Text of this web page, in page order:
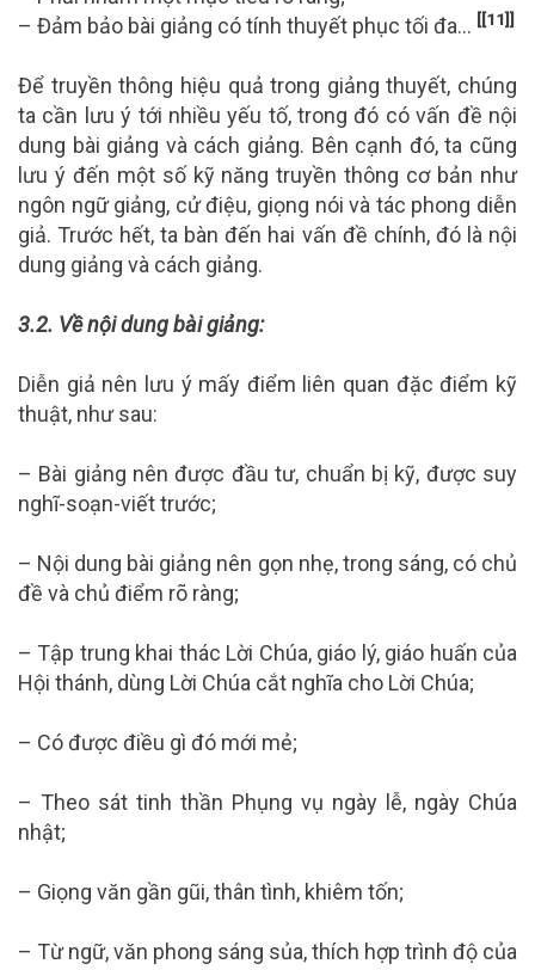
– Đảm bảo bài giảng có tính thuyết phục tối đa… [[11]]
Để truyền thông hiệu quả trong giảng thuyết, chúng
ta cần lưu ý tới nhiều yếu tố, trong đó có vấn đề nội
dung bài giảng và cách giảng. Bên cạnh đó, ta cũng
lưu ý đến một số kỹ năng truyền thông cơ bản như
ngôn ngữ giảng, cử điệu, giọng nói và tác phong diễn
giả. Trước hết, ta bàn đến hai vấn đề chính, đó là nội
dung giảng và cách giảng.
3.2. Về nội dung bài giảng:
Diễn giả nên lưu ý mấy điểm liên quan đặc điểm kỹ
thuật, như sau:
– Bài giảng nên được đầu tư, chuẩn bị kỹ, được suy
nghĩ-soạn-viết trước;
– Nội dung bài giảng nên gọn nhẹ, trong sáng, có chủ
đề và chủ điểm rõ ràng;
– Tập trung khai thác Lời Chúa, giáo lý, giáo huấn của
Hội thánh, dùng Lời Chúa cắt nghĩa cho Lời Chúa;
– Có được điều gì đó mới mẻ;
– Theo sát tinh thần Phụng vụ ngày lễ, ngày Chúa
nhật;
– Giọng văn gần gũi, thân tình, khiêm tốn;
– Từ ngữ, văn phong sáng sủa, thích hợp trình độ của